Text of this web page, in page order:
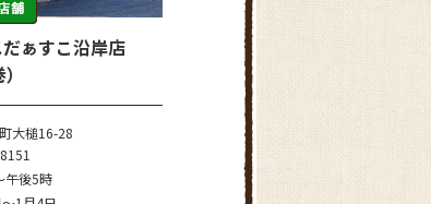
ぁすこ沿岸店
大槌16-28
午後5時